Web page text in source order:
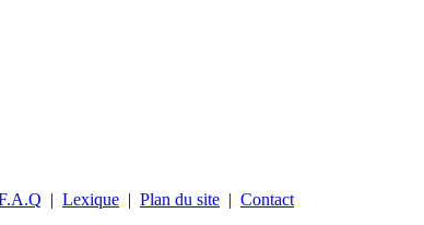
| Lexique | Plan du site | Contact